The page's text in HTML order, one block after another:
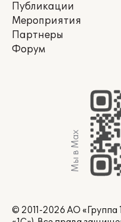
Публикации
Мероприятия
Партнеры
Форум
Мы в Max
© 2011-2026 АО